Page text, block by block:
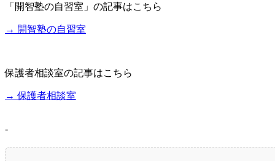
「開智塾の自習室」の記事はこちら
→ 開智塾の自習室
保護者相談室の記事はこちら
→ 保護者相談室
-